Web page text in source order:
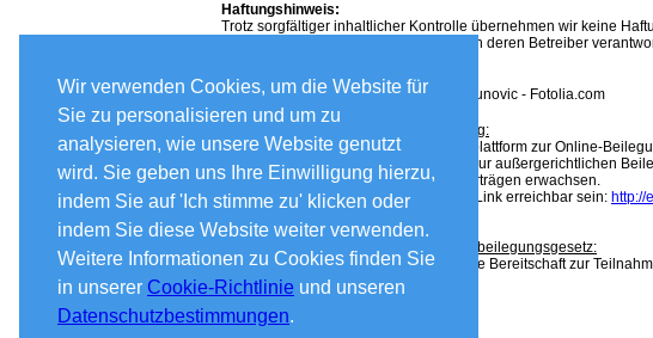
Wir verwenden Cookies, um die Website für
Sie zu personalisieren und um zu
analysieren, wie unsere Website genutzt
wird. Sie geben uns Ihre Einwilligung hierzu,
indem Sie auf 'Ich stimme zu' klicken oder
indem Sie diese Website weiter verwenden.
Weitere Informationen zu Cookies finden Sie
in unserer Cookie-Richtlinie und unseren
Datenschutzbestimmungen.
Haftungshinweis:
Trotz sorgfältiger inhaltlicher Kontrolle übernehmen wir keine
der verlinkten Seiten sind ausschließlich deren Betreiber
Bildnachweis:
business team 3202137 Ⓒ Dimitrije Paunovic - Fotolia.com
Informationen zur Online-Streitbeilegung:
Die EU-Kommission stellt eine Internetplattform zur Online-
Die OS-Plattform dient als Anlaufstelle zur außergerichtlichen
Verpflichtungen, die aus Online-Kaufverträgen erwachsen.
Die OS-Plattform wird unter folgendem Link erreichbar sein: http://
Information nach dem Verbraucherstreitbeilegungsgesetz:
Es besteht keine Verpflichtung und keine Bereitschaft zur
Verbraucherschlichtungsstelle.